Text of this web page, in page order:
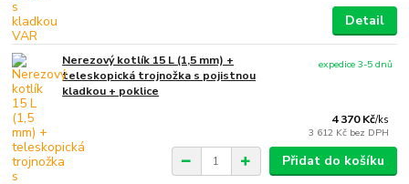
Detail
Nerezový kotlík 15 L (1,5 mm) +
teleskopická trojnožka s pojistnou
kladkou + poklice
4 370 Kč/ks
3 612 Kč bez DPH
expedice 3-5 dnů
Přidat do košíku